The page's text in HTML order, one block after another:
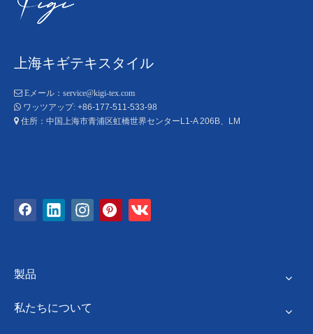
上海キギテキスタイル
 Eメール： service@kigi-tex.com
 ワッツアップ: +86-177-511-533-98
 住所：中国上海市青浦区虹橋世界センターL1-A 206B、LM
製品
私たちについて